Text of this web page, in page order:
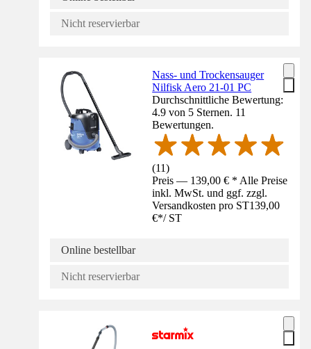
Nicht reservierbar
Nass- und Trockensauger
Nilfisk Aero 21-01 PC
Durchschnittliche Bewertung:
4.9 von 5 Sternen. 11
Bewertungen.
(11)
Preis — 139,00 € * Alle Preise
inkl. MwSt. und ggf. zzgl.
Versandkosten pro ST139,00
€*/ ST
Online bestellbar
Nicht reservierbar